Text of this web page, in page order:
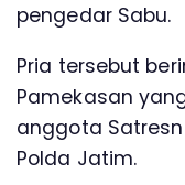
pengedar Sabu.
Pria tersebut
Pamekasan
anggota
Polda Jatim.